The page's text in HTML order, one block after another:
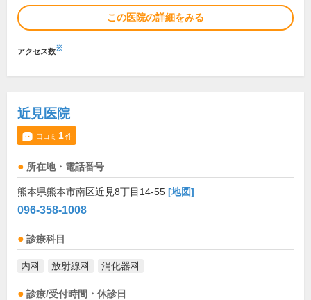
この医院の詳細をみる
アクセス数※
近見医院
口コミ 1件
所在地・電話番号
熊本県熊本市南区近見8丁目14-55 [地図]
096-358-1008
診療科目
内科 放射線科 消化器科
診療/受付時間・休診日